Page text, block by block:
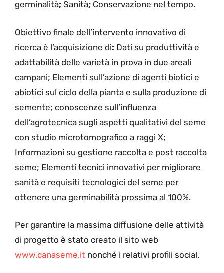
germinalità; Sanità; Conservazione nel tempo.
Obiettivo finale dell’intervento innovativo di
ricerca è l’acquisizione di: Dati su produttività e
adattabilità delle varietà in prova in due areali
campani; Elementi sull’azione di agenti biotici e
abiotici sul ciclo della pianta e sulla produzione di
semente; conoscenze sull’influenza
dell’agrotecnica sugli aspetti qualitativi del seme
con studio microtomografico a raggi X;
Informazioni su gestione raccolta e post raccolta
seme; Elementi tecnici innovativi per migliorare
sanità e requisiti tecnologici del seme per
ottenere una germinabilità prossima al 100%.
Per garantire la massima diffusione delle attività
di progetto è stato creato il sito web
www.canaseme.it nonché i relativi profili social.